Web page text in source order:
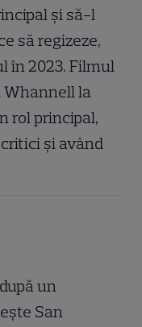
și să-l
să regizeze,
în 2023. Filmul
Whannell la
rol principal,
și având
un
San